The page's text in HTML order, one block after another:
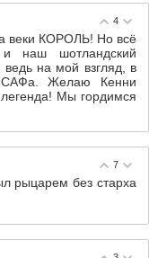
4
веки КОРОЛЬ! Но всё
наш шотландский
ведь на мой взгляд, в
САФа. Желаю Кенни
Мы гордимся
7
рыцарем без старха